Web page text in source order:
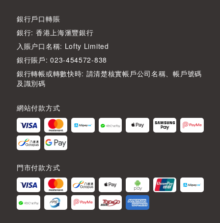
銀行戶口轉賬
銀行: 香港上海滙豐銀行
入賬户口名稱: Lofty Limited
銀行賬戶: 023-454572-838
銀行轉帳或轉數快時: 請清楚核實帳戶公司名稱、帳戶號碼
及識別碼
網站付款方式
門市付款方式